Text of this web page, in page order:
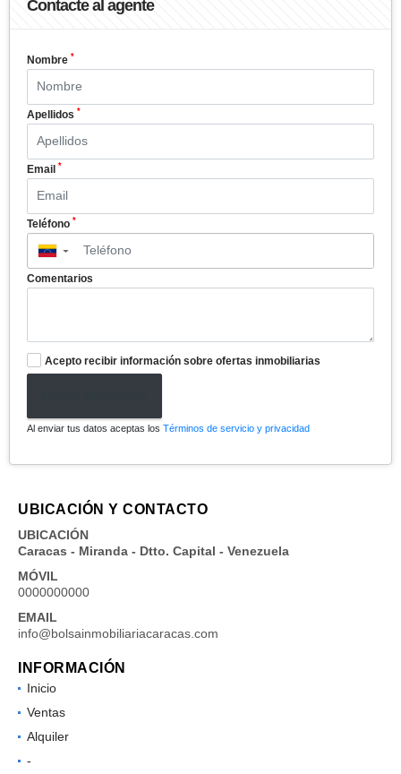
Contacte al agente
Nombre *
Apellidos *
Email *
Teléfono *
▼
Comentarios
Acepto recibir información sobre ofertas inmobiliarias
Al enviar tus datos aceptas los Términos de servicio y privacidad
UBICACIÓN Y CONTACTO
UBICACIÓN
Caracas - Miranda - Dtto. Capital - Venezuela
MÓVIL
0000000000
EMAIL
info@bolsainmobiliariacaracas.com
INFORMACIÓN
Inicio
Ventas
Alquiler
-